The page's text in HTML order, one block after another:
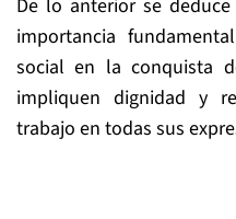
De lo anterior se
importancia
social en la conquista
impliquen dignidad y
trabajo en todas sus